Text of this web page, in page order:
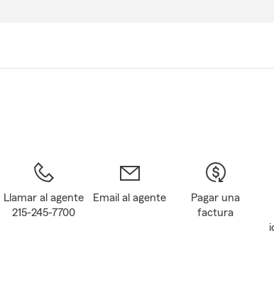
Llamar al agente
215-245-7700
Email al agente
Pagar una
factura